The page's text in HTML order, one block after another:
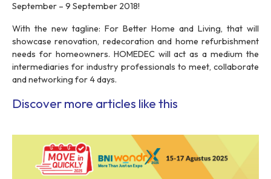
September – 9 September 2018!
With the new tagline: For Better Home and Living, that will
showcase renovation, redecoration and home refurbishment
needs for homeowners. HOMEDEC will act as a medium the
intermediaries for industry professionals to meet, collaborate
and networking for 4 days.
Discover more articles like this